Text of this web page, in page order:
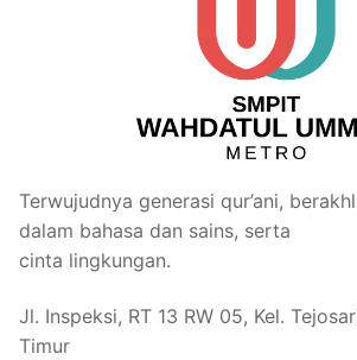
Terwujudnya generasi qur’ani,
dalam bahasa dan sains, serta
cinta lingkungan.
Jl. Inspeksi, RT 13 RW 05, Kel.
Timur